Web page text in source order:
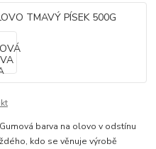
barva na olovo v odstínu
kdo se věnuje výrobě